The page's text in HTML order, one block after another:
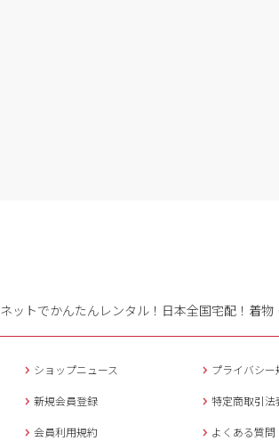
ネットでかんたんレンタル！日本全国宅配！ 着物
ショップニュース プライバシー
新規会員登録 特定商取引法
会員利用規約 よくある質問